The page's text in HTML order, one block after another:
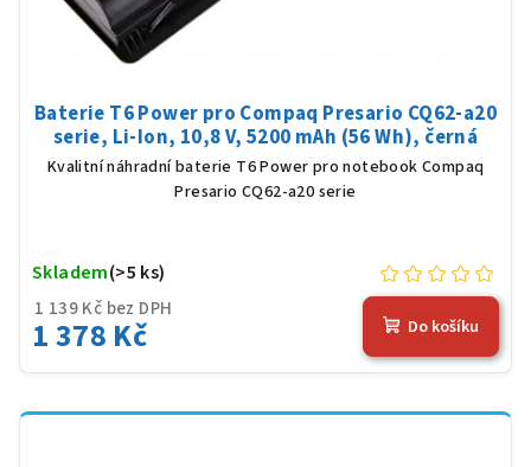
Baterie T6 Power pro Compaq Presario CQ62-a20
serie, Li-Ion, 10,8 V, 5200 mAh (56 Wh), černá
Kvalitní náhradní baterie T6 Power pro notebook Compaq
Presario CQ62-a20 serie
1 139 Kč bez DPH
1 378 Kč
Skladem(>5 ks)
Do košíku